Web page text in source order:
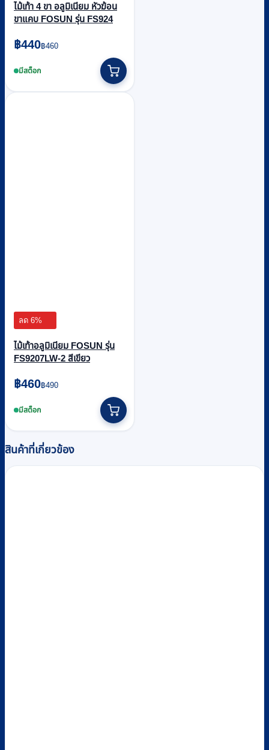
ไม้เท้า 4 ขา อลูมิเนียม หัวฆ้อน
ขาแคบ FOSUN รุ่น FS924
฿460
Original
was:
฿440
Current
is:มีสต็อก
ลด 6%
ไม้เท้าอลูมิเนียม FOSUN รุ่น
FS9207LW-2 สีเขียว
฿490
Original
was:
฿460
Current
is:มีสต็อก
สินค้าที่เกี่ยวข้อง